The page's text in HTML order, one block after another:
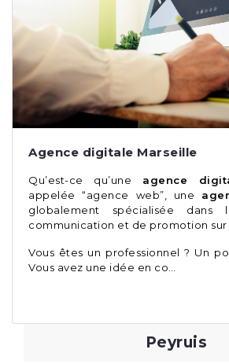
Agence digitale Marseille
Qu’est-ce qu’une agence
appelée “agence web”, une
globalement spécialisée dans
communication et de promotion sur
Vous êtes un professionnel ? Un
Vous avez une idée en co…
Peyruis